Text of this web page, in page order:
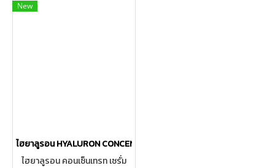
เกิดสิว ซึมซาบเร็ว ไม่เหนียว
New
ไฮยาลูรอน HYALURON CONCENTRATE SERUM 15X
ไฮยาลูรอน คอนเซ็นเทรท เซรั่ม